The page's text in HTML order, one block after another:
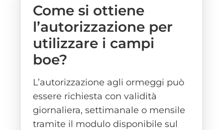
Come si ottiene
l’autorizzazione per
utilizzare i campi
boe?
L’autorizzazione agli ormeggi può
essere richiesta con validità
giornaliera, settimanale o mensile
tramite il modulo disponibile sul